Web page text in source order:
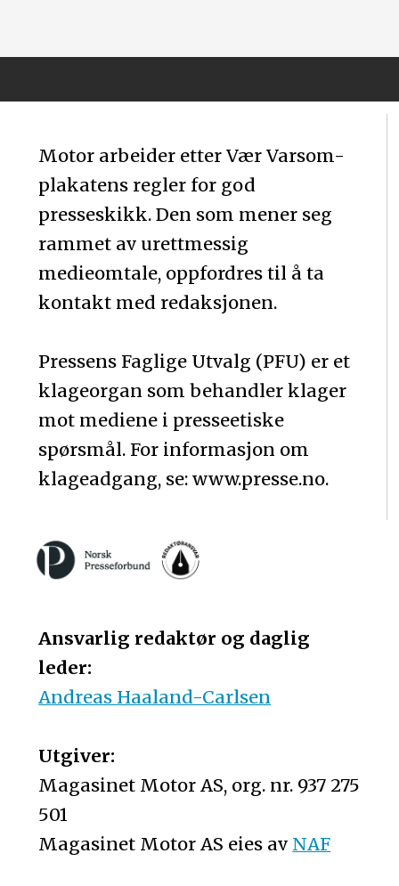
Motor arbeider etter Vær Varsom-
plakatens regler for god
presseskikk. Den som mener seg
rammet av urettmessig
medieomtale, oppfordres til å ta
kontakt med redaksjonen.
Pressens Faglige Utvalg (PFU) er et
klageorgan som behandler klager
mot mediene i presseetiske
spørsmål. For informasjon om
klageadgang, se: www.presse.no.
Ansvarlig redaktør og daglig
leder:
Andreas Haaland-Carlsen
Utgiver:
Magasinet Motor AS, org. nr. 937 275
501
Magasinet Motor AS eies av NAF